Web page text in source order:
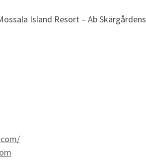
Island Resort – Ab Skärgårdens